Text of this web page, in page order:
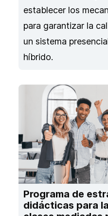
establecer los
para garantizar la
un sistema
híbrido.
Programa de
didácticas para